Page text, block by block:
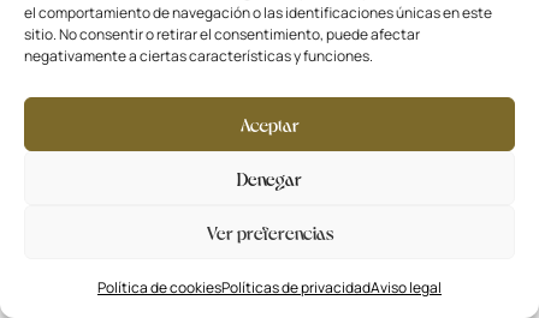
el comportamiento de navegación o las identificaciones únicas en este
sitio. No consentir o retirar el consentimiento, puede afectar
negativamente a ciertas características y funciones.
Aceptar
Denegar
Ver preferencias
Política de cookiesPolíticas de privacidadAviso legal
Aviso legal
Desarrollado porLa Ola Buena